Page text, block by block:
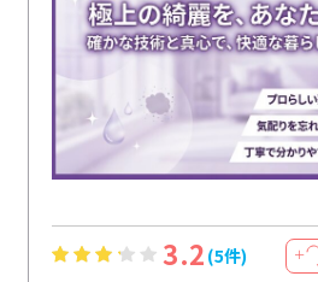
3.2 (5件) ＋